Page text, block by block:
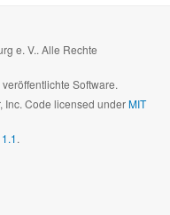
e. V.. Alle Rechte
veröffentlichte Software.
Inc. Code licensed underMIT
.